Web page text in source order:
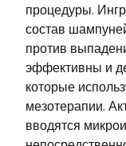
процедуры.
состав
против
эффективны и
которые
мезотерапии.
вводятся